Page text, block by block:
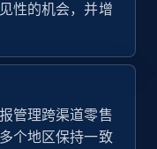
Initial
性的机会，并增
管理跨渠道零售
个地区保持一致